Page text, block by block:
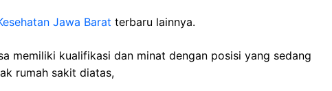
Jawa Barat terbaru lainnya.
memiliki kualifikasi dan minat dengan posisi yang sedang
rumah sakit diatas,